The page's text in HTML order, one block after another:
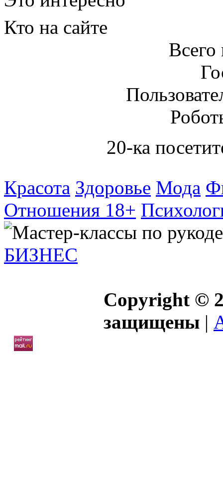
Кто на сайте
Всего
20-ка
Красота Здоровье Мода
Отношения 18+
БИЗНЕС
Copyright ©
защищены |